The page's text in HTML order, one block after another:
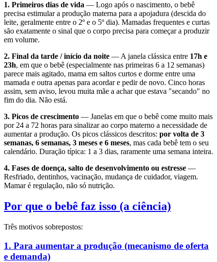
1. Primeiros dias de vida — Logo após o nascimento, o bebê
precisa estimular a produção materna para a apojadura (descida do
leite, geralmente entre o 2º e o 5º dia). Mamadas frequentes e curtas
são exatamente o sinal que o corpo precisa para começar a produzir
em volume.
2. Final da tarde / início da noite — A janela clássica entre 17h e
23h, em que o bebê (especialmente nas primeiras 6 a 12 semanas)
parece mais agitado, mama em saltos curtos e dorme entre uma
mamada e outra apenas para acordar e pedir de novo. Cinco horas
assim, sem aviso, levou muita mãe a achar que estava "secando" no
fim do dia. Não está.
3. Picos de crescimento — Janelas em que o bebê come muito mais
por 24 a 72 horas para sinalizar ao corpo materno a necessidade de
aumentar a produção. Os picos clássicos descritos: por volta de 3
semanas, 6 semanas, 3 meses e 6 meses, mas cada bebê tem o seu
calendário. Duração típica: 1 a 3 dias, raramente uma semana inteira.
4. Fases de doença, salto de desenvolvimento ou estresse —
Resfriado, dentinhos, vacinação, mudança de cuidador, viagem.
Mamar é regulação, não só nutrição.
Por que o bebê faz isso (a ciência)
Três motivos sobrepostos:
1. Para aumentar a produção (mecanismo de oferta
e demanda)